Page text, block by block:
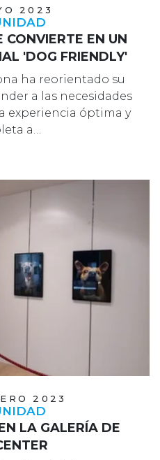
2023
CONVIERTE EN UN
'DOG FRIENDLY'
ha reorientado su
a las necesidades
experiencia óptima y
a…
2023
LA GALERÍA DE